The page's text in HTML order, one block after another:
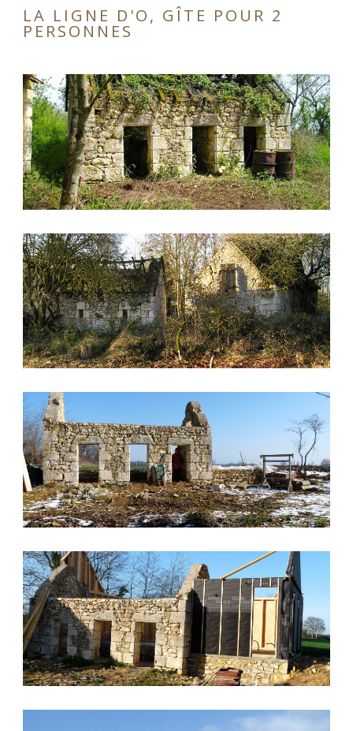
LA LIGNE D'O, GÎTE POUR 2
PERSONNES